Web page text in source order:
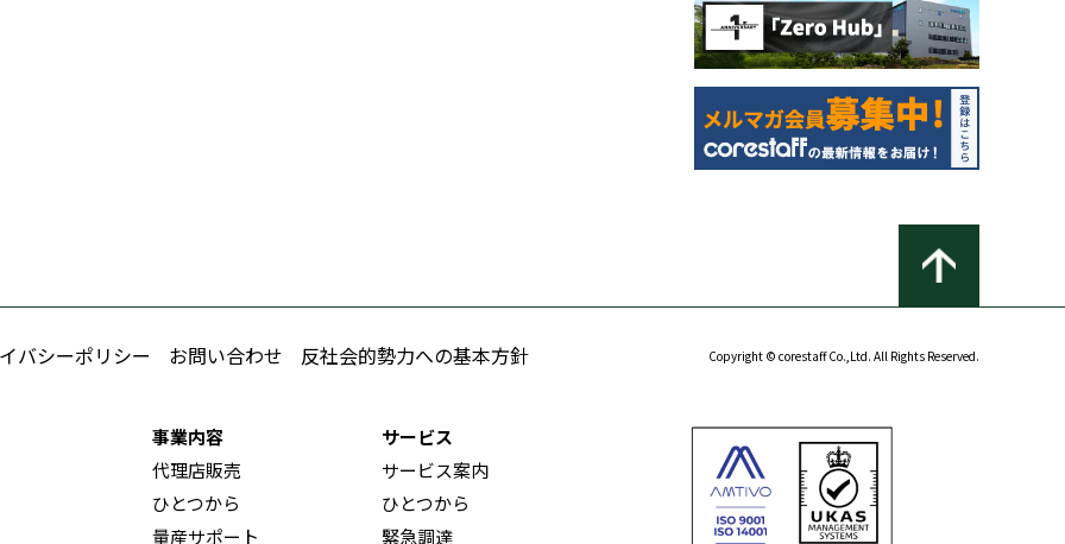
バシーポリシー お問い合わせ 反社会的勢力への基本方針 Copyright © corestaff Co.,Ltd. All Rights Reserved.
事業内容
代理店販売
ひとつから
量産サポート
サービス
サービス案内
ひとつから
緊急調達